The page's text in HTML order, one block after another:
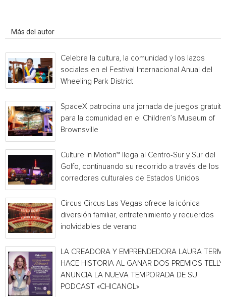
Más del autor
Celebre la cultura, la comunidad y los lazos
sociales en el Festival Internacional Anual del
Wheeling Park District
SpaceX patrocina una jornada de juegos gratuita
para la comunidad en el Children’s Museum of
Brownsville
Culture In Motion™ llega al Centro-Sur y Sur del
Golfo, continuando su recorrido a través de los
corredores culturales de Estados Unidos
Circus Circus Las Vegas ofrece la icónica
diversión familiar, entretenimiento y recuerdos
inolvidables de verano
LA CREADORA Y EMPRENDEDORA LAURA
HACE HISTORIA AL GANAR DOS PREMIOS TELLY
ANUNCIA LA NUEVA TEMPORADA DE SU
PODCAST «CHICANOL»